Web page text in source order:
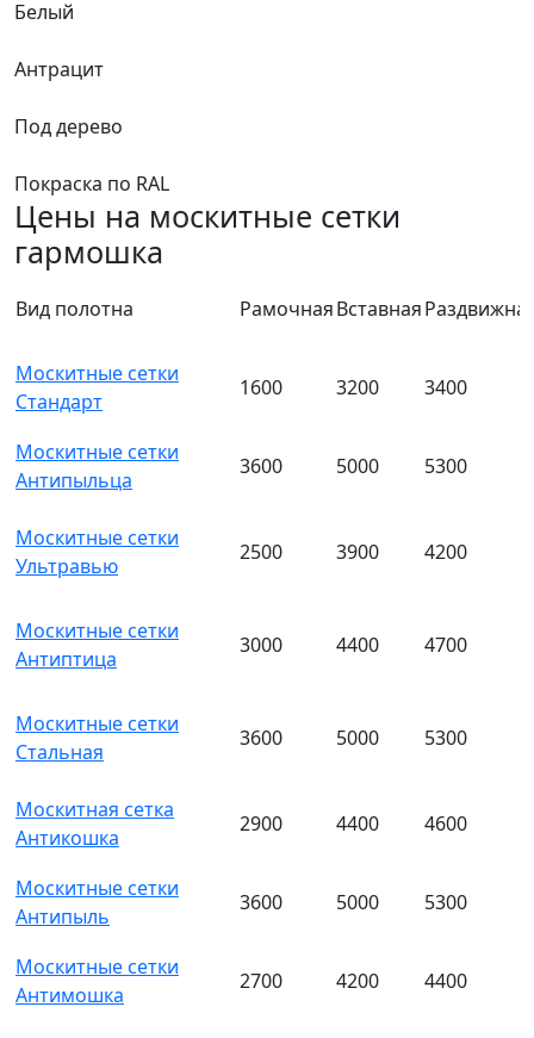
Белый
Антрацит
Под дерево
Покраска по RAL
Цены на москитные сетки
гармошка
Вид полотна РамочнаяВставная
Москитные сетки
Стандарт
1600 3200 3400
Москитные сетки
Антипыльца
3600 5000 5300
Москитные сетки
Ультравью
2500 3900 4200
Москитные сетки
Антиптица
3000 4400 4700
Москитные сетки
Стальная
3600 5000 5300
Москитная сетка
Антикошка
2900 4400 4600
Москитные сетки
Антипыль
3600 5000 5300
Москитные сетки
Антимошка
2700 4200 4400